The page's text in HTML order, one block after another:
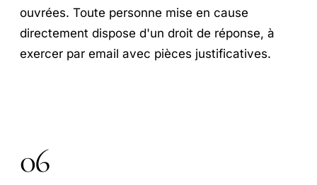
ouvrées. Toute personne mise en cause
directement dispose d'un droit de réponse, à
exercer par email avec pièces justificatives.
06